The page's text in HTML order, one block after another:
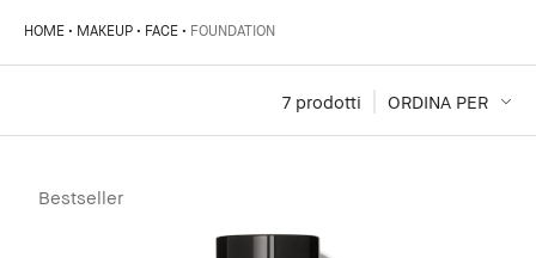
HOME MAKEUP FACE FOUNDATION
ORDINA PER
7 prodotti
Bestseller